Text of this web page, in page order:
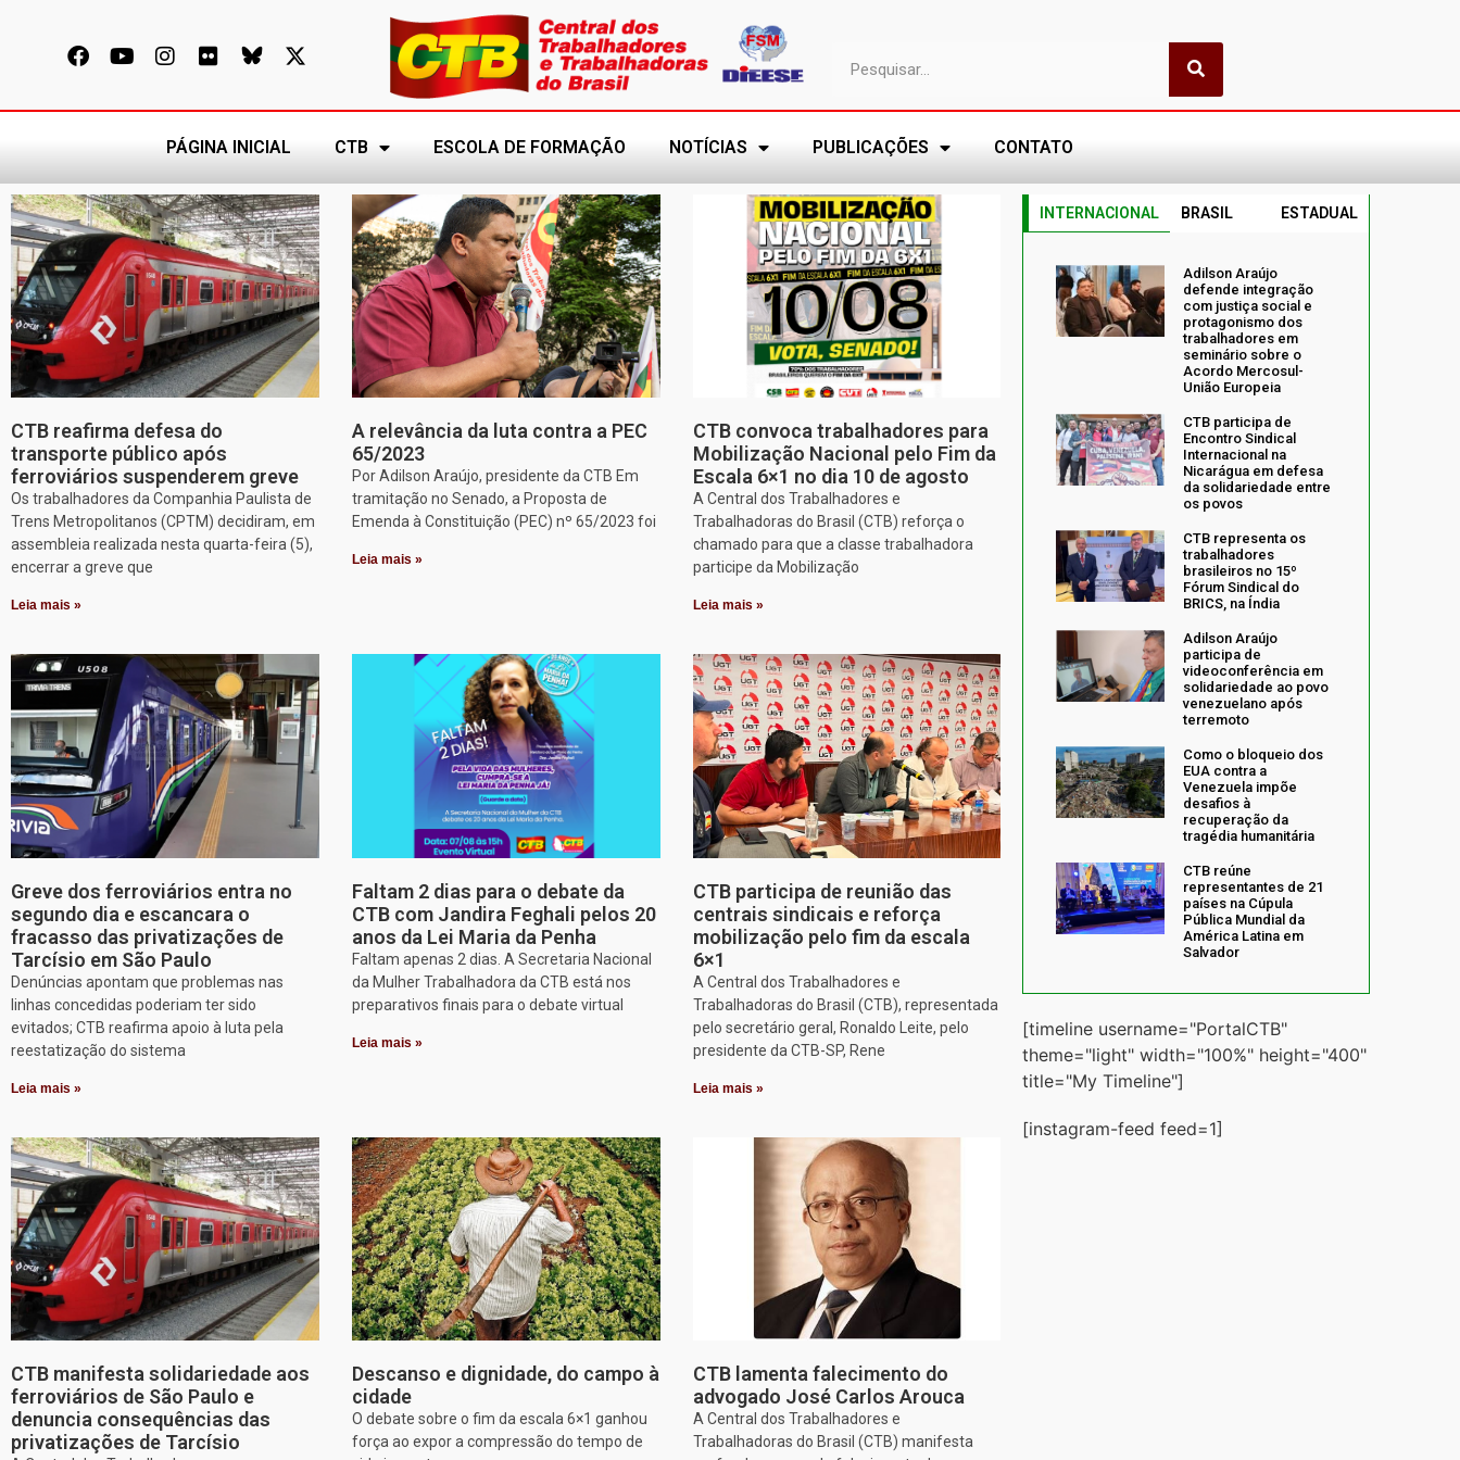
PÁGINA INICIAL CTB ESCOLA DE FORMAÇÃO NOTÍCIAS PUBLICAÇÕES CONTATO
CTB reafirma defesa do
transporte público após
ferroviários suspenderem greve
Os trabalhadores da Companhia Paulista de
Trens Metropolitanos (CPTM) decidiram, em
assembleia realizada nesta quarta-feira (5),
encerrar a greve que
Leia mais »
A relevância da luta contra a PEC
65/2023
Por Adilson Araújo, presidente da CTB Em
tramitação no Senado, a Proposta de
Emenda à Constituição (PEC) nº 65/2023 foi
Leia mais »
CTB convoca trabalhadores para
Mobilização Nacional pelo Fim da
Escala 6×1 no dia 10 de agosto
A Central dos Trabalhadores e
Trabalhadoras do Brasil (CTB) reforça o
chamado para que a classe trabalhadora
participe da Mobilização
Leia mais »
Greve dos ferroviários entra no
segundo dia e escancara o
fracasso das privatizações de
Tarcísio em São Paulo
Denúncias apontam que problemas nas
linhas concedidas poderiam ter sido
evitados; CTB reafirma apoio à luta pela
reestatização do sistema
Leia mais »
Faltam 2 dias para o debate da
CTB com Jandira Feghali pelos 20
anos da Lei Maria da Penha
Faltam apenas 2 dias. A Secretaria Nacional
da Mulher Trabalhadora da CTB está nos
preparativos finais para o debate virtual
Leia mais »
CTB participa de reunião das
centrais sindicais e reforça
mobilização pelo fim da escala
6×1
A Central dos Trabalhadores e
Trabalhadoras do Brasil (CTB), representada
pelo secretário geral, Ronaldo Leite, pelo
presidente da CTB-SP, Rene
Leia mais »
CTB manifesta solidariedade aos
ferroviários de São Paulo e
denuncia consequências das
privatizações de Tarcísio
Descanso e dignidade, do campo à
cidade
O debate sobre o fim da escala 6×1 ganhou
força ao expor a compressão do tempo de
CTB lamenta falecimento do
advogado José Carlos Arouca
A Central dos Trabalhadores e
Trabalhadoras do Brasil (CTB) manifesta
INTERNACIONAL BRASIL ESTADUAL
Adilson Araújo
defende integração
com justiça social e
protagonismo dos
trabalhadores em
seminário sobre o
Acordo Mercosul-
União Europeia
CTB participa de
Encontro Sindical
Internacional na
Nicarágua em defesa
da solidariedade entre
os povos
CTB representa os
trabalhadores
brasileiros no 15º
Fórum Sindical do
BRICS, na Índia
Adilson Araújo
participa de
videoconferência em
solidariedade ao povo
venezuelano após
terremoto
Como o bloqueio dos
EUA contra a
Venezuela impõe
desafios à
recuperação da
tragédia humanitária
CTB reúne
representantes de 21
países na Cúpula
Pública Mundial da
América Latina em
Salvador
[timeline username="PortalCTB"
theme="light" width="100%" height="400"
title="My Timeline"]
[instagram-feed feed=1]